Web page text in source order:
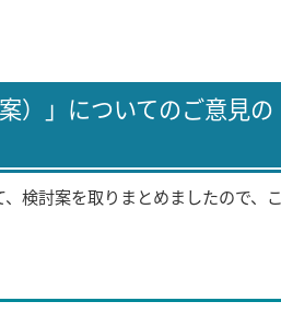
）」についてのご意見の
検討案を取りまとめましたので、こ